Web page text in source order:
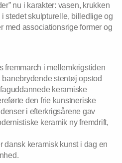
nu i karakter: vasen, krukken
stedet skulpturelle, billedlige og
med associationsrige former og
fremmarch i mellemkrigstiden
stentøj opstod
keramiske
den frie kunstneriske
i efterkrigsårene gav
keramik ny fremdrift,
dansk keramisk kunst i dag en